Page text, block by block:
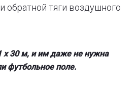
обратной тяги воздушного
x 30 м, и им даже не нужна
футбольное поле.